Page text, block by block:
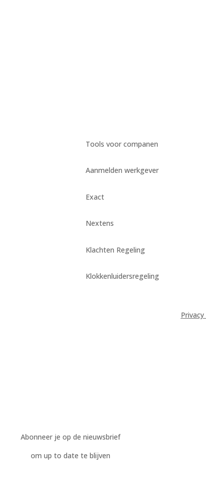
Tools voor companen
Aanmelden werkgever
Exact
Nextens
Klachten Regeling
Klokkenluidersregeling
Abonneer je op de nieuwsbrief
om up to date te blijven